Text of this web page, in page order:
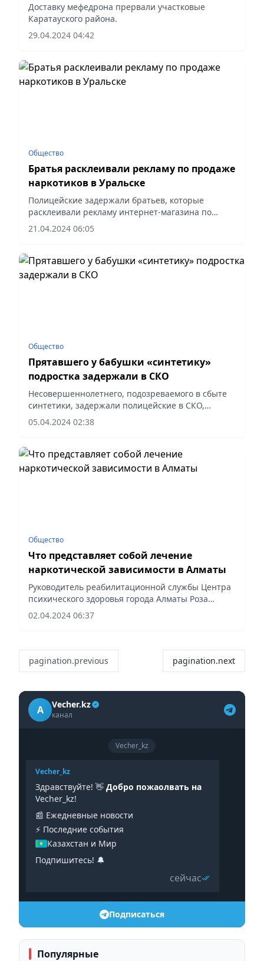
Доставку мефедрона прервали участковые
Каратауского района.
29.04.2024 04:42
Общество
Братья расклеивали рекламу по продаже
наркотиков в Уральске
Полицейские задержали братьев, которые
расклеивали рекламу интернет-магазина по
продаже наркотиков в ЗКО. Бдительные граждане
города Аксай позвонили в дежурную часть отдела
21.04.2024 06:05
Общество
Прятавшего у бабушки «синтетику»
подростка задержали в СКО
Несовершеннолетнего, подозреваемого в сбыте
синтетики, задержали полицейские в СКО,
сообщает Polisia.kz.
05.04.2024 02:38
Общество
Что представляет собой лечение
наркотической зависимости в Алматы
Руководитель реабилитационной службы Центра
психического здоровья города Алматы Роза
Татиева рассказала, как проходит лечение от
наркозависимости, кто попадает на учет и можно
02.04.2024 06:37
pagination.previous pagination.next
A Vecher.kz
канал
Vecher_kz
Vecher_kz
Здравствуйте! 👋 Добро пожаолвать на
Vecher_kz!
📰 Ежедневные новости
⚡️ Последние события
Казахстан и Мир
Подпишитесь! 🔔
сейчас
Подписаться
Популярные